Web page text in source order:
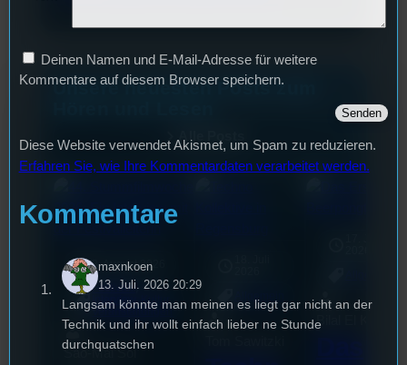
Unsere neuesten Posts zum
Alle Posts
3. August 2026
Festivals ,
Interview
Kultur
Veranstaltungen
Sao-Mai Sol
Bilal El Kasmi
Deinen Namen und E-Mail-Adresse für weitere
Kommentare auf diesem Browser speichern.
Diese Website verwendet Akismet, um Spam zu reduzieren.
Erfahren Sie, wie Ihre Kommentardaten verarbeitet werden.
Kommentare
maxnkoen
13. Juli. 2026 20:29
Langsam könnte man meinen es liegt gar nicht an der
Technik und ihr wollt einfach lieber ne Stunde
durchquatschen